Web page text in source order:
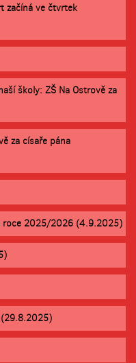
začíná ve čtvrtek
školy: ZŠ Na Ostrově za
za císaře pána
roce 2025/2026 (4.9.2025)
(29.8.2025)